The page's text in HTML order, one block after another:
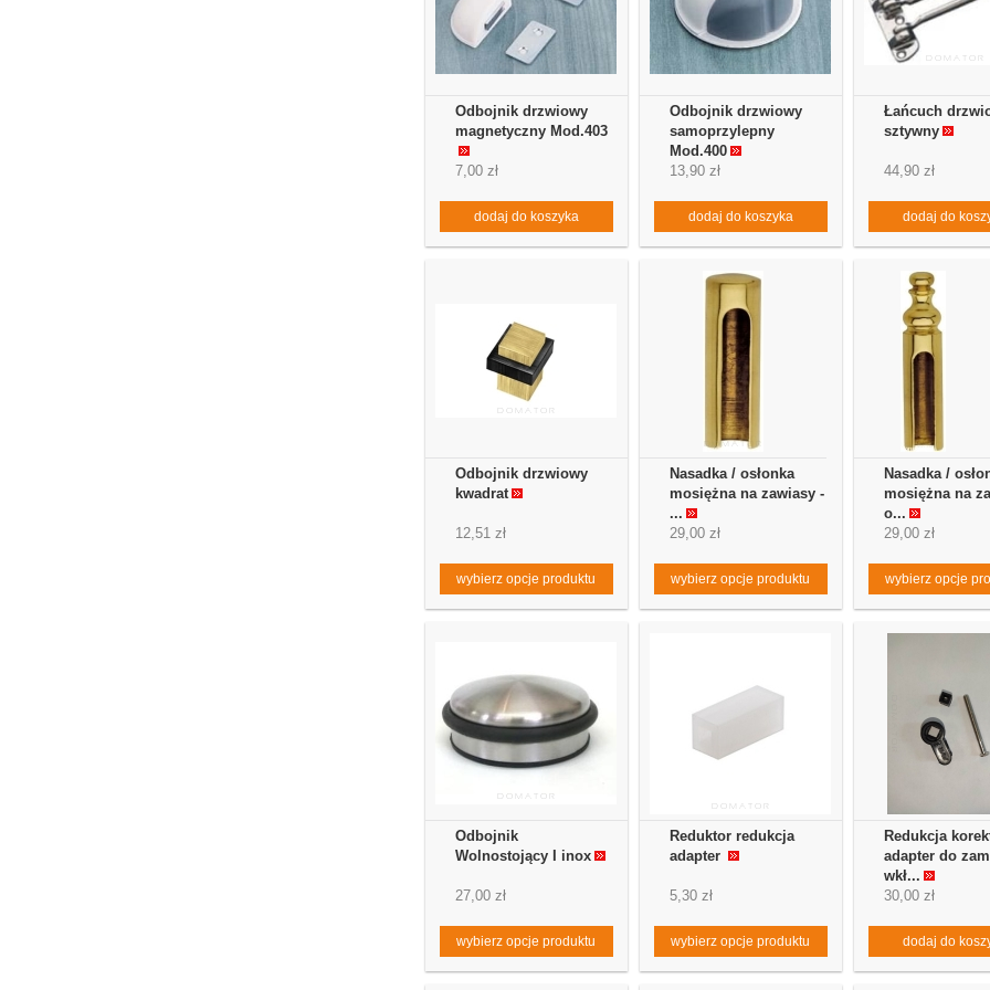
Odbojnik drzwiowy
magnetyczny Mod.403
7,00 zł
dodaj do koszyka
Odbojnik drzwiowy
samoprzylepny
Mod.400
13,90 zł
dodaj do koszyka
Łańcuch
sztywny
44,90 zł
dodaj do
Odbojnik drzwiowy
kwadrat
12,51 zł
wybierz opcje produktu
Nasadka / osłonka
mosiężna na zawiasy -
...
29,00 zł
wybierz opcje produktu
Nasadka /
mosiężna na
o...
29,00 zł
wybierz opcje
Odbojnik
Wolnostojący I inox
27,00 zł
wybierz opcje produktu
Reduktor redukcja
adapter
5,30 zł
wybierz opcje produktu
Redukcja
adapter do
wkł...
30,00 zł
dodaj do